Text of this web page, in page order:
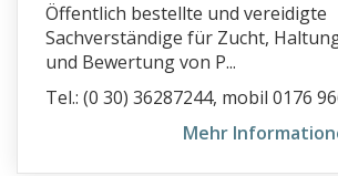
Öffentlich bestellte und vereidigte
Sachverständige für Zucht,
und Bewertung von P...
Tel.: (0 30) 36287244, mobil 0176
Mehr